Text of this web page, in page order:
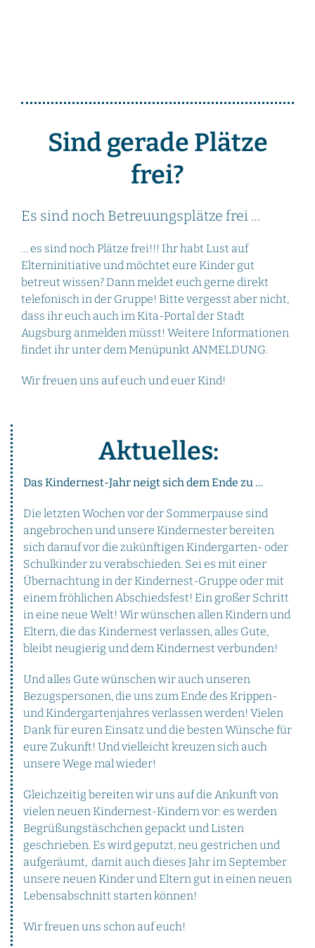
Sind gerade Plätze
frei?
Es sind noch Betreuungsplätze frei …
… es sind noch Plätze frei!!! Ihr habt Lust auf
Elterninitiative und möchtet eure Kinder gut
betreut wissen? Dann meldet euch gerne direkt
telefonisch in der Gruppe! Bitte vergesst aber nicht,
dass ihr euch auch im Kita-Portal der Stadt
Augsburg anmelden müsst! Weitere Informationen
findet ihr unter dem Menüpunkt ANMELDUNG.
Wir freuen uns auf euch und euer Kind!
Aktuelles:
Das Kindernest-Jahr neigt sich dem Ende zu …
Die letzten Wochen vor der Sommerpause sind
angebrochen und unsere Kindernester bereiten
sich darauf vor die zukünftigen Kindergarten- oder
Schulkinder zu verabschieden. Sei es mit einer
Übernachtung in der Kindernest-Gruppe oder mit
einem fröhlichen Abschiedsfest! Ein großer Schritt
in eine neue Welt! Wir wünschen allen Kindern und
Eltern, die das Kindernest verlassen, alles Gute,
bleibt neugierig und dem Kindernest verbunden!
Und alles Gute wünschen wir auch unseren
Bezugspersonen, die uns zum Ende des Krippen-
und Kindergartenjahres verlassen werden! Vielen
Dank für euren Einsatz und die besten Wünsche für
eure Zukunft! Und vielleicht kreuzen sich auch
unsere Wege mal wieder!
Gleichzeitig bereiten wir uns auf die Ankunft von
vielen neuen Kindernest-Kindern vor: es werden
Begrüßungstäschchen gepackt und Listen
geschrieben. Es wird geputzt, neu gestrichen und
aufgeräumt, damit auch dieses Jahr im September
unsere neuen Kinder und Eltern gut in einen neuen
Lebensabschnitt starten können!
Wir freuen uns schon auf euch!